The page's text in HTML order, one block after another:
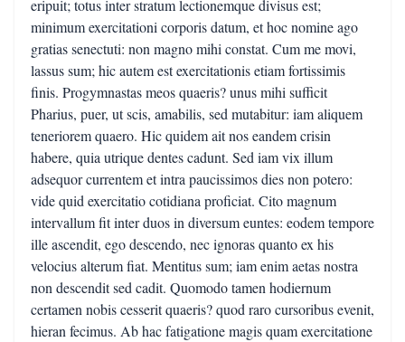
eripuit; totus inter stratum lectionemque divisus est;
minimum exercitationi corporis datum, et hoc nomine ago
gratias senectuti: non magno mihi constat. Cum me movi,
lassus sum; hic autem est exercitationis etiam fortissimis
finis. Progymnastas meos quaeris? unus mihi sufficit
Pharius, puer, ut scis, amabilis, sed mutabitur: iam aliquem
teneriorem quaero. Hic quidem ait nos eandem crisin
habere, quia utrique dentes cadunt. Sed iam vix illum
adsequor currentem et intra paucissimos dies non potero:
vide quid exercitatio cotidiana proficiat. Cito magnum
intervallum fit inter duos in diversum euntes: eodem tempore
ille ascendit, ego descendo, nec ignoras quanto ex his
velocius alterum fiat. Mentitus sum; iam enim aetas nostra
non descendit sed cadit. Quomodo tamen hodiernum
certamen nobis cesserit quaeris? quod raro cursoribus evenit,
hieran fecimus. Ab hac fatigatione magis quam exercitatione